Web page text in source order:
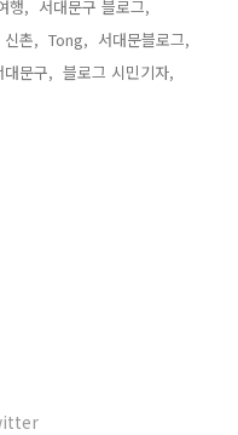
행, 서대문구 블로그,
신촌, Tong, 서대문블로그,
대문구, 블로그 시민기자,